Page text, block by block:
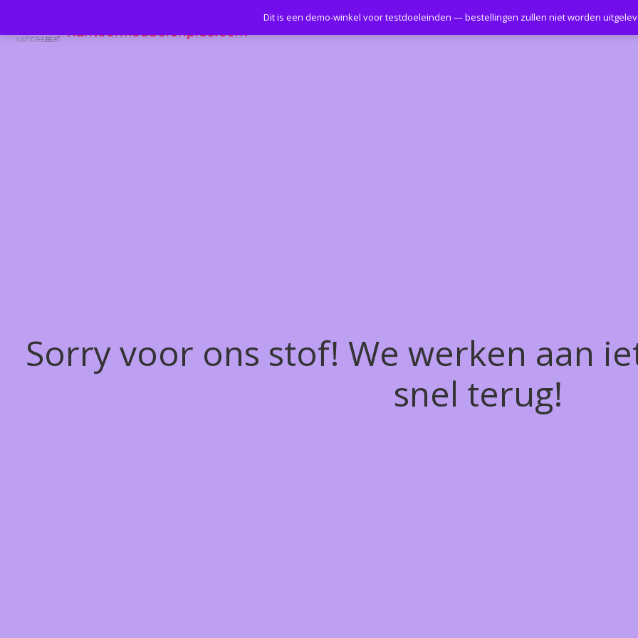
Kantoormeubelenplus.com
Sorry voor ons stof! We werken aan
snel terug!
Dit is een demo-winkel voor testdoeleinden — bestellingen zullen niet worden